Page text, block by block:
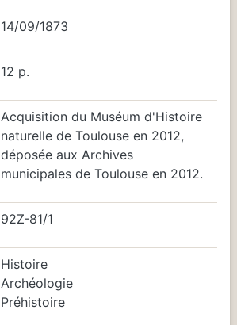
14/09/1873
12 p.
Acquisition du Muséum d'Histoire
naturelle de Toulouse en 2012,
déposée aux Archives
municipales de Toulouse en 2012.
92Z-81/1
Histoire
Archéologie
Préhistoire